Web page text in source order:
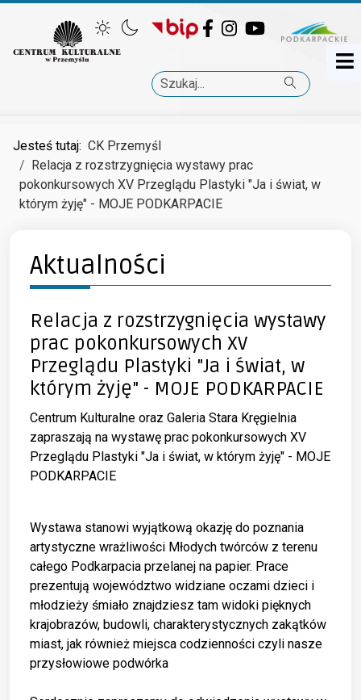
FacebookInstagramYouTube
Jesteś tutaj: CK Przemyśl
Relacja z rozstrzygnięcia wystawy prac
pokonkursowych XV Przeglądu Plastyki "Ja i świat, w
którym żyję" - MOJE PODKARPACIE
Aktualności
Relacja z rozstrzygnięcia wystawy
prac pokonkursowych XV
Przeglądu Plastyki "Ja i świat, w
którym żyję" - MOJE PODKARPACIE
Centrum Kulturalne oraz Galeria Stara Kręgielnia
zapraszają na wystawę prac pokonkursowych XV
Przeglądu Plastyki "Ja i świat, w którym żyję" - MOJE
PODKARPACIE
Wystawa stanowi wyjątkową okazję do poznania
artystyczne wrażliwości Młodych twórców z terenu
całego Podkarpacia przelanej na papier. Prace
prezentują województwo widziane oczami dzieci i
młodzieży śmiało znajdziesz tam widoki pięknych
krajobrazów, budowli, charakterystycznych zakątków
miast, jak również miejsca codzienności czyli nasze
przysłowiowe podwórka